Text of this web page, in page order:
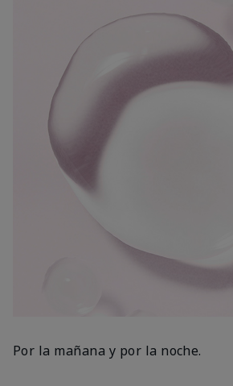
Por la mañana y por la noche.